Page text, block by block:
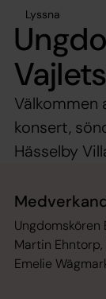
Lyssna
Vajlets
Välkommen
konsert,
Hässelby
Ungdomskören
Martin
Emelie